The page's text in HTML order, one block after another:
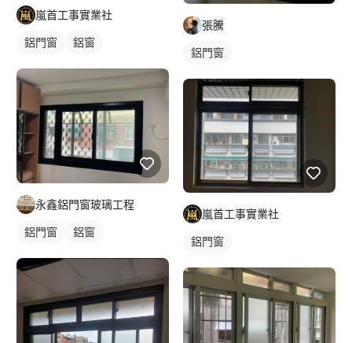
嵐首工事實業社
鋁門窗 鋁窗
永鑫鋁門窗玻璃工程
鋁門窗 鋁窗
張騰
鋁門窗
嵐首工事實業社
鋁門窗